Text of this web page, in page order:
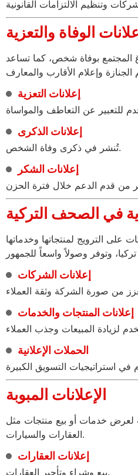
الوفاة والتعزية
المجتمع بوفاة شخص، كما تساعد
إعلانات التعزية
إعلانات الذكرى
تُنشر في ذكرى وفاة الشخص.
إعلانات الشكر
في الصحف التركية
على الترويج لمنتجاتها وخدماتها
إعلانات الشركات
إعلانات المنتجات والخدمات
الحملات الإعلانية
الإعلانات المبوبة
لعرض خدمات أو بيع منتجات مثل
العقارات والسيارات.
إعلانات العقارات
بيع وشراء وتأجير العقارات.